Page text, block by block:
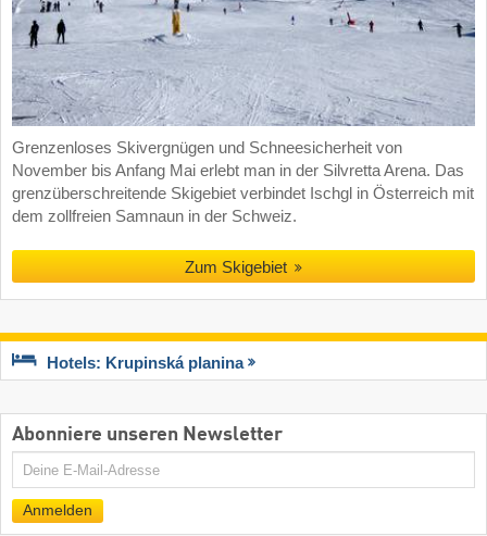
Grenzenloses Skivergnügen und Schneesicherheit von
November bis Anfang Mai erlebt man in der Silvretta Arena. Das
grenzüberschreitende Skigebiet verbindet Ischgl in Österreich mit
dem zollfreien Samnaun in der Schweiz.
Zum Skigebiet
Hotels: Krupinská planina
Abonniere unseren Newsletter
E-
Mail
Anmelden